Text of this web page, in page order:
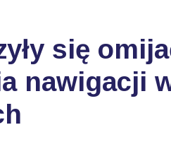
się
nawigacji